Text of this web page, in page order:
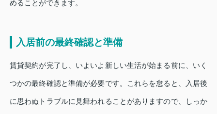
めることができます。
入居前の最終確認と準備
賃貸契約が完了し、いよいよ新しい生活が始まる前に、いく
つかの最終確認と準備が必要です。これらを怠ると、入居後
に思わぬトラブルに見舞われることがありますので、しっか